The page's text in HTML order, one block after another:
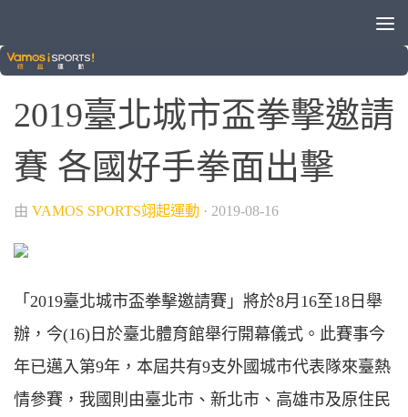
各種運動 / 拳擊
2019臺北城市盃拳擊邀請
賽 各國好手拳面出擊
由 VAMOS SPORTS翊起運動 · 2019-08-16
「2019臺北城市盃拳擊邀請賽」將於8月16至18日舉
辦，今(16)日於臺北體育館舉行開幕儀式。此賽事今
年已邁入第9年，本屆共有9支外國城市代表隊來臺熱
情參賽，我國則由臺北市、新北市、高雄市及原住民